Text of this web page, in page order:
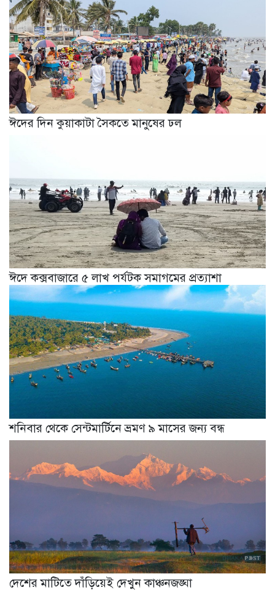
ঈদের দিন কুয়াকাটা সৈকতে মানুষের ঢল
ঈদে কক্সবাজারে ৫ লাখ পর্যটক সমাগমের প্রত্যাশা
শনিবার থেকে সেন্টমার্টিনে ভ্রমণ ৯ মাসের জন্য বন্ধ
দেশের মাটিতে দাঁড়িয়েই দেখুন কাঞ্চনজঙ্ঘা